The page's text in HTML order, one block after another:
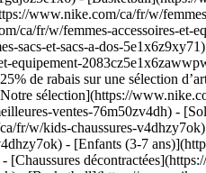
www.nike.com/ca/fr/w/
ca/fr/w/femmes-accessoires-
sacs-et-sacs-a-dos-
equipement-
de rabais sur une sélection
sélection](https://
ventes-76m50zv4dh) -
fr/w/kids-chaussures-
- [Enfants (3-7